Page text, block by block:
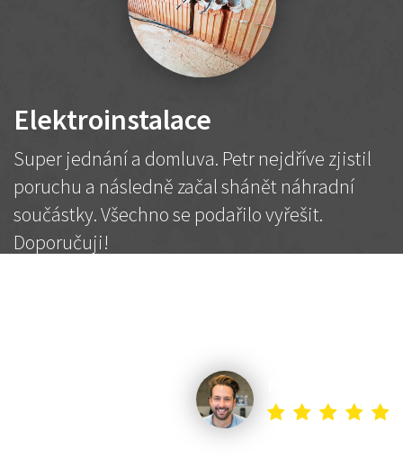
Elektroinstalace
Super jednání a domluva. Petr nejdříve zjistil
poruchu a následně začal shánět náhradní
součástky. Všechno se podařilo vyřešit.
Doporučuji!